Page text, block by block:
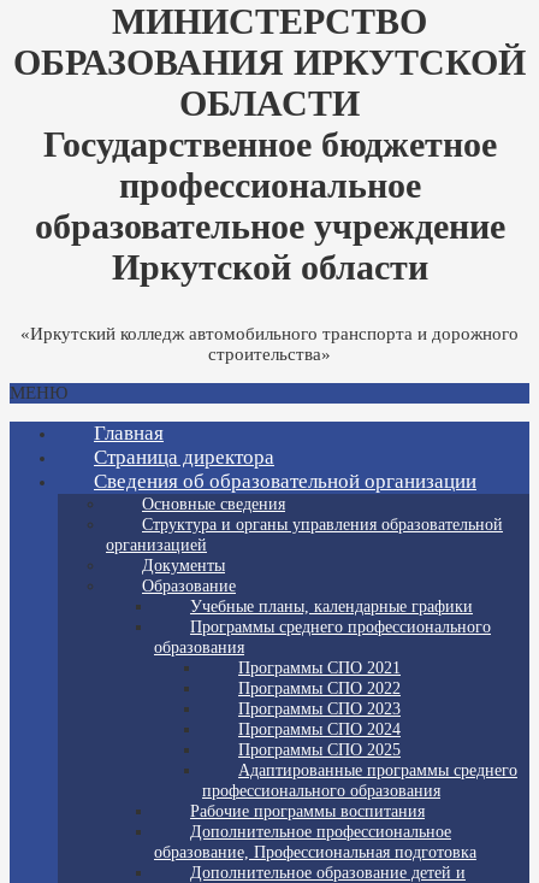
МИНИСТЕРСТВО
ОБРАЗОВАНИЯ ИРКУТСКОЙ
ОБЛАСТИ
Государственное бюджетное
профессиональное
образовательное учреждение
Иркутской области
«Иркутский колледж автомобильного транспорта и дорожного
строительства»
МЕНЮ
Главная
Страница директора
Сведения об образовательной организации
Основные сведения
Структура и органы управления образовательной
организацией
Документы
Образование
Учебные планы, календарные графики
Программы среднего профессионального
образования
Программы СПО 2021
Программы СПО 2022
Программы СПО 2023
Программы СПО 2024
Программы СПО 2025
Адаптированные программы среднего
профессионального образования
Рабочие программы воспитания
Дополнительное профессиональное
образование, Профессиональная подготовка
Дополнительное образование детей и